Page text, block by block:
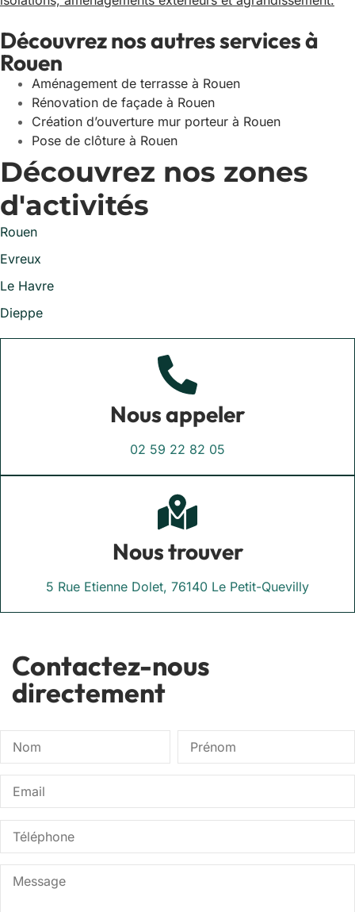
Découvrez nos autres services à
Rouen
Aménagement de terrasse à Rouen
Rénovation de façade à Rouen
Création d’ouverture mur porteur à Rouen
Pose de clôture à Rouen
Découvrez nos zones
d'activités
Rouen
Evreux
Le Havre
Dieppe
Nous appeler
02 59 22 82 05
Nous trouver
5 Rue Etienne Dolet, 76140 Le Petit-Quevilly
Contactez-nous
directement